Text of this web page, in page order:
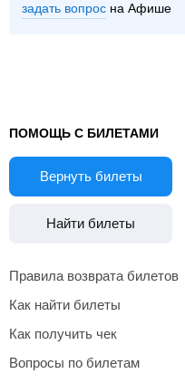
задать вопрос на Афише
ПОМОЩЬ С БИЛЕТАМИ
Вернуть билеты
Найти билеты
Правила возврата билетов
Как найти билеты
Как получить чек
Вопросы по билетам